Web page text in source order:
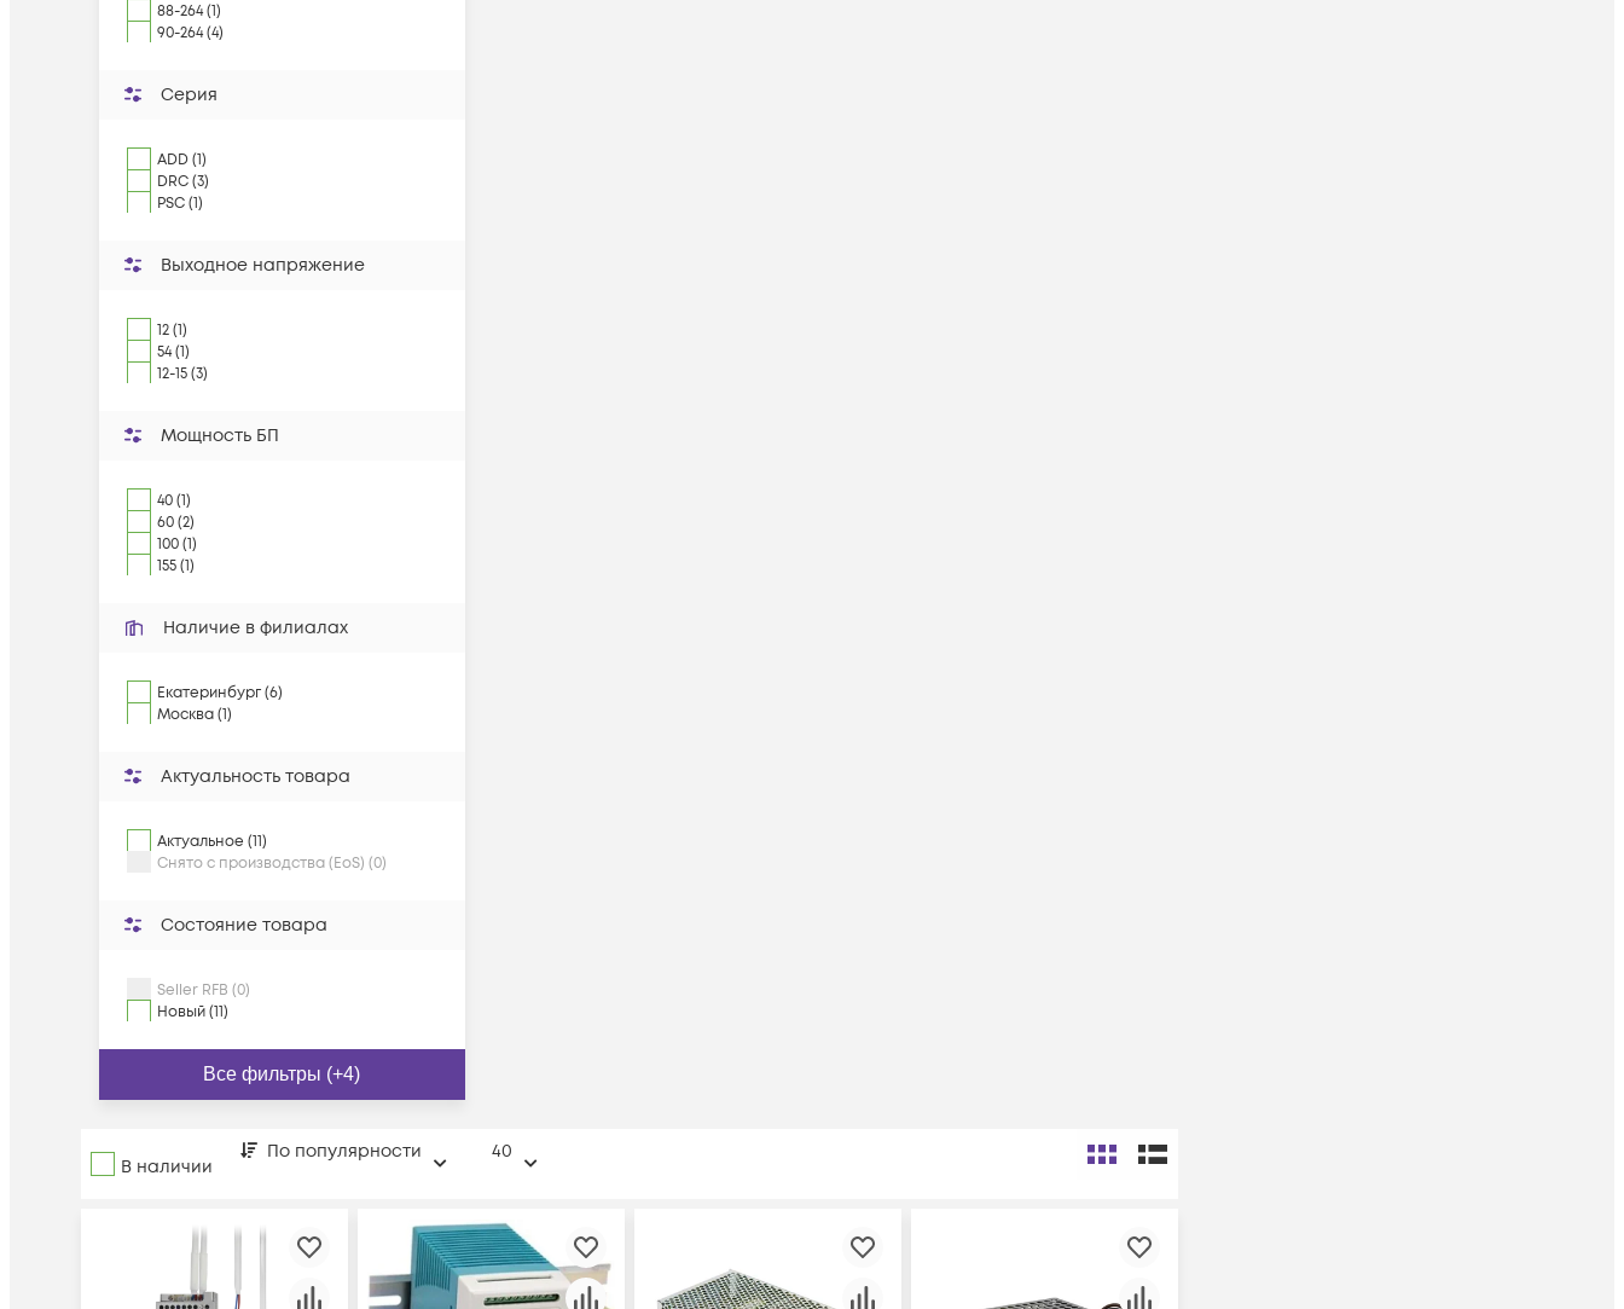
88-264 (1)
90-264 (4)
Серия
ADD (1)
DRC (3)
PSC (1)
Выходное напряжение
12 (1)
54 (1)
12-15 (3)
Мощность БП
40 (1)
60 (2)
100 (1)
155 (1)
Наличие в филиалах
Екатеринбург (6)
Москва (1)
Актуальность товара
Актуальное (11)
Снято с производства (EoS) (0)
Состояние товара
Seller RFB (0)
Новый (11)
Все фильтры (+4)
В наличии
По популярности 40